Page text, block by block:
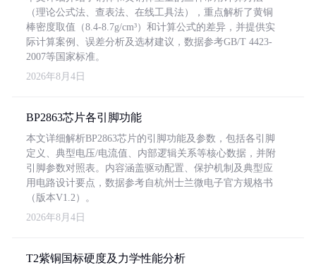
（理论公式法、查表法、在线工具法），重点解析了黄铜
棒密度取值（8.4-8.7g/cm³）和计算公式的差异，并提供实
际计算案例、误差分析及选材建议，数据参考GB/T 4423-
2007等国家标准。
2026年8月4日
BP2863芯片各引脚功能
本文详细解析BP2863芯片的引脚功能及参数，包括各引脚
定义、典型电压/电流值、内部逻辑关系等核心数据，并附
引脚参数对照表。内容涵盖驱动配置、保护机制及典型应
用电路设计要点，数据参考自杭州士兰微电子官方规格书
（版本V1.2）。
2026年8月4日
T2紫铜国标硬度及力学性能分析